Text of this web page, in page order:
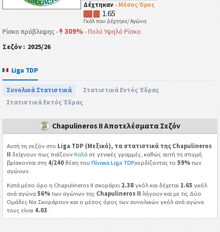
Δέχτηκαν - Μέσος Όρος
1.65
Γκόλ που Δέχτηκε/ Αγώνα
Ρίσκο πρόβλεψης - 309%-Πολύ Υψηλό Ρίσκο
Σεζόν : 2025/26
Liga TDP
Συνολικά Στατιστικά
Στατιστικά Εντός Έδρας
Στατιστικά Εκτός Έδρας
Chapulineros II Αποτελέσματα Σεζόν
Αυτή τη σεζόν στο Liga TDP (Μεξικό), τα στατιστικά της Chapulineros
II δείχνουν πως παίζουν Καλάσε γενικές γραμμές, καθώς αυτή τη στιγμή
βρίσκονται στη 4/240θέση του Πίνακα Liga TDP,κερδίζοντας το 59%των
αγώνων.
Κατά μέσο όρο η Chapulineros II σκοράρει 2.38γκόλ και δέχεται 1.65 γκόλ
ανά αγώνα.56%των αγώνων της Chapulineros II λήγουν και με τις Δύο
Ομάδες Να Σκοράρουν και ο μέσος όρος των συνολικών γκόλ ανά αγώνα
τους είναι 4.03.